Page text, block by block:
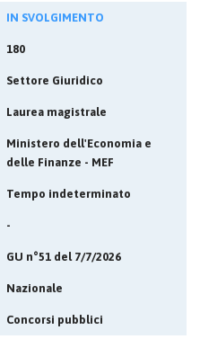
IN SVOLGIMENTO
180
Settore Giuridico
Laurea magistrale
Ministero dell'Economia e
delle Finanze - MEF
Tempo indeterminato
-
GU n°51 del 7/7/2026
Nazionale
Concorsi pubblici